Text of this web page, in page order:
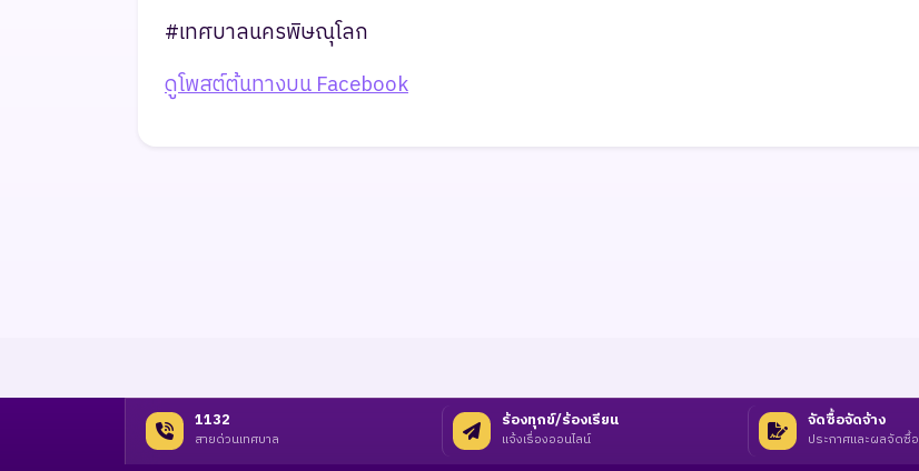
#เทศบาลนครพิษณุโลก
ดูโพสต์ต้นทางบน Facebook
1132
สายด่วนเทศบาล
ร้องทุกข์/ร้องเรียน
แจ้งเรื่องออนไลน์
จัดซื้อจัดจ้าง
ประกาศและผลจัดซื้อ